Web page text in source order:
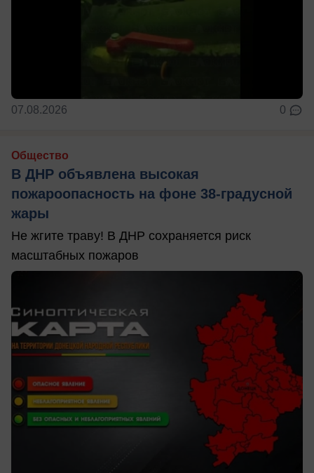
07.08.2026 0
Общество
В ДНР объявлена высокая
пожароопасность на фоне 38-градусной
жары
Не жгите траву! В ДНР сохраняется риск
масштабных пожаров